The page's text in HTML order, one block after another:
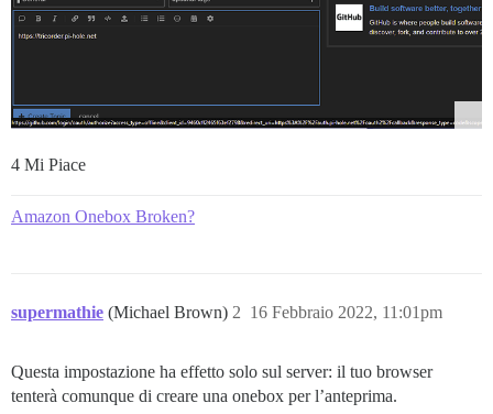
4 Mi Piace
Amazon Onebox Broken?
supermathie (Michael Brown) 16 Febbraio 2022, 11:01pm
2
Questa impostazione ha effetto solo sul server: il tuo browser
tenterà comunque di creare una onebox per l’anteprima.